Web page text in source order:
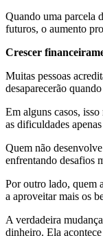
Quando uma parcela
futuros, o aumento
Crescer
Muitas pessoas
desaparecerão
Em alguns casos,
as dificuldades
Quem não
enfrentando desafios
Por outro lado, quem
a aproveitar mais os
A verdadeira
dinheiro. Ela